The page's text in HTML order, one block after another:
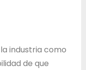
industria como
de que